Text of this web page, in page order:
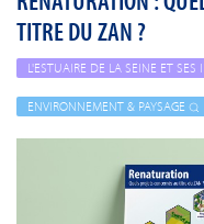
TITRE DU ZAN ?
L'ESTUAIRE DE LA SEINE ET
ENVIRONNEMENT & PAYSAGE